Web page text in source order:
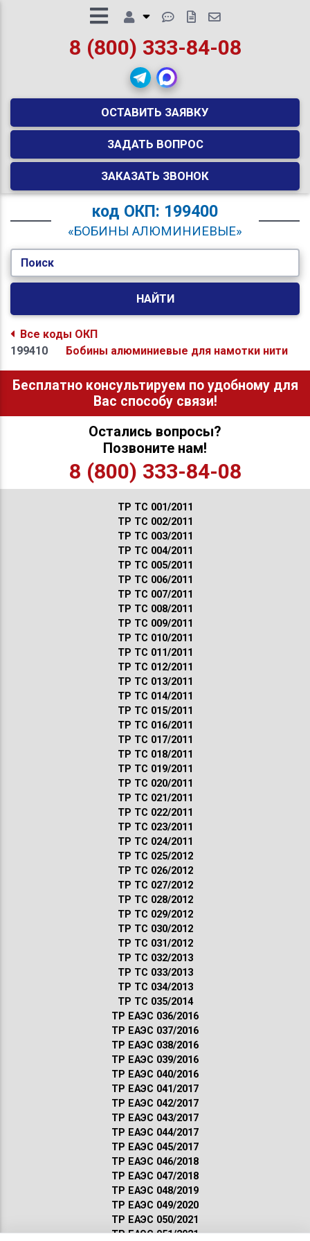
8 (800) 333-84-08
ОСТАВИТЬ ЗАЯВКУ
ЗАДАТЬ ВОПРОС
ЗАКАЗАТЬ ЗВОНОК
код ОКП: 199400
«БОБИНЫ АЛЮМИНИЕВЫЕ»
Поиск
НАЙТИ
Все коды ОКП
199410
Бобины алюминиевые для намотки нити
Бесплатно консультируем по удобному для
Вас способу связи!
Остались вопросы?
Позвоните нам!
8 (800) 333-84-08
ТР ТС 001/2011
ТР ТС 002/2011
ТР ТС 003/2011
ТР ТС 004/2011
ТР ТС 005/2011
ТР ТС 006/2011
ТР ТС 007/2011
ТР ТС 008/2011
ТР ТС 009/2011
ТР ТС 010/2011
ТР ТС 011/2011
ТР ТС 012/2011
ТР ТС 013/2011
ТР ТС 014/2011
ТР ТС 015/2011
ТР ТС 016/2011
ТР ТС 017/2011
ТР ТС 018/2011
ТР ТС 019/2011
ТР ТС 020/2011
ТР ТС 021/2011
ТР ТС 022/2011
ТР ТС 023/2011
ТР ТС 024/2011
ТР ТС 025/2012
ТР ТС 026/2012
ТР ТС 027/2012
ТР ТС 028/2012
ТР ТС 029/2012
ТР ТС 030/2012
ТР ТС 031/2012
ТР ТС 032/2013
ТР ТС 033/2013
ТР ТС 034/2013
ТР ТС 035/2014
ТР ЕАЭС 036/2016
ТР ЕАЭС 037/2016
ТР ЕАЭС 038/2016
ТР ЕАЭС 039/2016
ТР ЕАЭС 040/2016
ТР ЕАЭС 041/2017
ТР ЕАЭС 042/2017
ТР ЕАЭС 043/2017
ТР ЕАЭС 044/2017
ТР ЕАЭС 045/2017
ТР ЕАЭС 046/2018
ТР ЕАЭС 047/2018
ТР ЕАЭС 048/2019
ТР ЕАЭС 049/2020
ТР ЕАЭС 050/2021
ТР ЕАЭС 051/2021